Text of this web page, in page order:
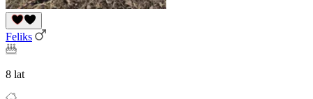
Feliks
8 lat